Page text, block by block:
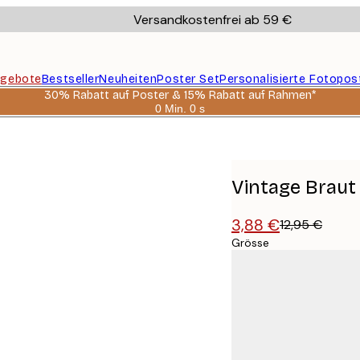
Versandkostenfrei ab 59 €
BestsellerNeuheitenPoster SetPersonalisierte
30% Rabatt auf Poster & 15% Rabatt auf Rahmen*
0 Min. 0 s
Gültig
Vintage
3,88 €12,95 €
Grösse